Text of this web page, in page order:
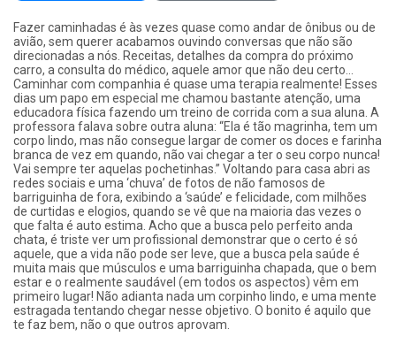
Fazer caminhadas é às vezes quase como andar de ônibus ou de
avião, sem querer acabamos ouvindo conversas que não são
direcionadas a nós. Receitas, detalhes da compra do próximo
carro, a consulta do médico, aquele amor que não deu certo…
Caminhar com companhia é quase uma terapia realmente! Esses
dias um papo em especial me chamou bastante atenção, uma
educadora física fazendo um treino de corrida com a sua aluna. A
professora falava sobre outra aluna: “Ela é tão magrinha, tem um
corpo lindo, mas não consegue largar de comer os doces e farinha
branca de vez em quando, não vai chegar a ter o seu corpo nunca!
Vai sempre ter aquelas pochetinhas.” Voltando para casa abri as
redes sociais e uma ‘chuva’ de fotos de não famosos de
barriguinha de fora, exibindo a ‘saúde’ e felicidade, com milhões
de curtidas e elogios, quando se vê que na maioria das vezes o
que falta é auto estima. Acho que a busca pelo perfeito anda
chata, é triste ver um profissional demonstrar que o certo é só
aquele, que a vida não pode ser leve, que a busca pela saúde é
muita mais que músculos e uma barriguinha chapada, que o bem
estar e o realmente saudável (em todos os aspectos) vêm em
primeiro lugar! Não adianta nada um corpinho lindo, e uma mente
estragada tentando chegar nesse objetivo. O bonito é aquilo que
te faz bem, não o que outros aprovam.